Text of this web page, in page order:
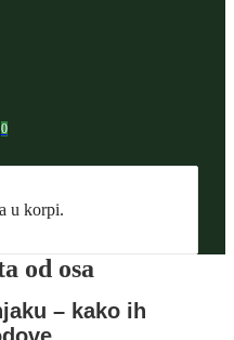
0
u korpi.
od osa
– kako ih